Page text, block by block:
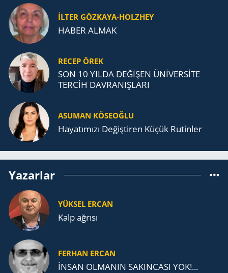
İLTER GÖZKAYA-HOLZHEY
HABER ALMAK
RECEP ÖREK
SON 10 YILDA DEĞİŞEN ÜNİVERSİTE
TERCİH DAVRANIŞLARI
ASUMAN KÖSEOĞLU
Ha­ya­tı­mı­zı De­ğiş­ti­ren Küçük Ru­tin­ler
Yazarlar
YÜKSEL ERCAN
Kalp ağrısı
FERHAN ERCAN
İNSAN OLMANIN SAKINCASI YOK!...